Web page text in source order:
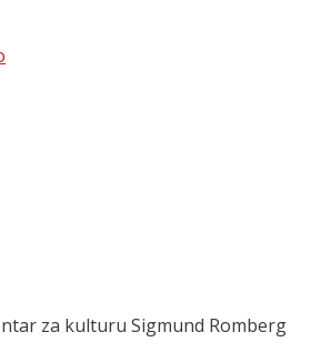
za kulturu Sigmund Romberg